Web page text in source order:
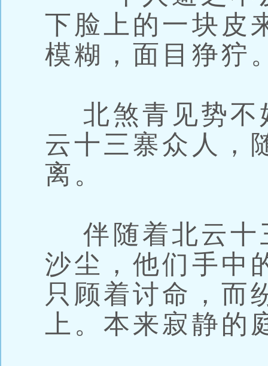
下脸上的一块皮
模糊，面目狰狞
北煞青见势不
云十三寨众人，
离。
伴随着北云十
沙尘，他们手中
只顾着讨命，而
上。本来寂静